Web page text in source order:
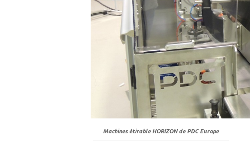
Machines étirable HORIZON de PDC Europe